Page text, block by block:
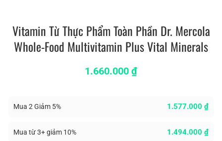
Vitamin Từ Thực Phẩm Toàn Phần Dr. Mercola
Whole-Food Multivitamin Plus Vital Minerals
1.660.000 ₫
Mua 2 Giảm 5% 1.577.000 ₫
Mua từ 3+ giảm 10% 1.494.000 ₫